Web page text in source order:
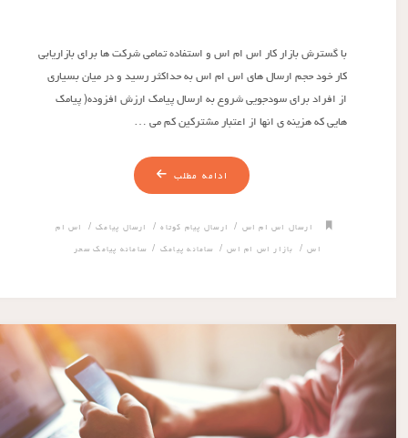
با گسترش بازار کار اس ام اس و استفاده تمامی شرکت ها برای بازاریابی
کار خود حجم ارسال های اس ام اس به حداکثر رسید و در میان بسیاری
از افراد برای سودجویی شروع به ارسال پیامک ارزش افزوده( پیامک
هایی که هزینه ی انها از اعتبار مشترکین کم می …
ادامه مطلب
ارسال اس ام اس/ ارسال پیام کوتاه/ ارسال پیامک / اس ام
اس/ بازار اس ام اس/ سامانه پیامک/ سامانه پیامک سحر